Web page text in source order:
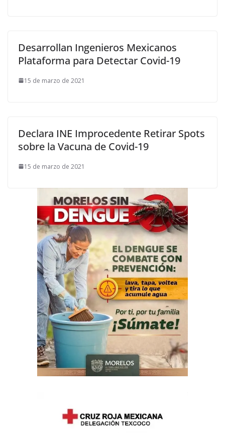
Desarrollan Ingenieros Mexicanos
Plataforma para Detectar Covid-19
15 de marzo de 2021
Declara INE Improcedente Retirar Spots
sobre la Vacuna de Covid-19
15 de marzo de 2021